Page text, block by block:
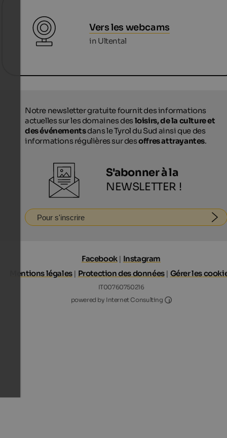
Vers les webcams
in Ultental
Notre newsletter gratuite fournit des informations
actuelles sur les domaines desloisirs, de la culture et
des événementsdans le Tyrol du Sud ainsi que des
informations régulières sur desoffres attrayantes.
S'abonner à la
NEWSLETTER !
Pour s'inscrire
Facebook| Instagram
Mentions légales| Protection des données| Gérer les
IT00760750216
powered by Internet Consulting
Internet